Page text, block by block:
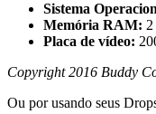
Sistema
Memória RAM:
Placa de vídeo:
Copyright 2016 Buddy
Ou porusando seus